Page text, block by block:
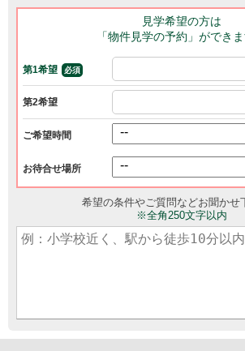
見学希望の方は
「物件見学の予約」ができま
第1希望 必須
第2希望
ご希望時間
お待合せ場所
希望の条件やご質問などお聞かせ
※全角250文字以内